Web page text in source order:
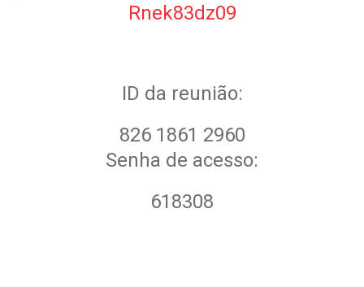
Rnek83dz09
ID da reunião:
826 1861 2960
Senha de acesso:
618308